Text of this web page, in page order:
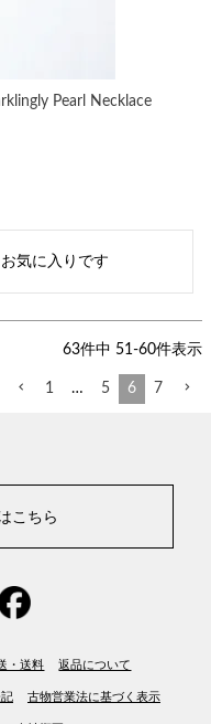
Pearl Necklace
気に入りです
63件中 51 -60件表示
1 … 5 6 7
こちら
・送料 返品について
古物営業法に基づく表示